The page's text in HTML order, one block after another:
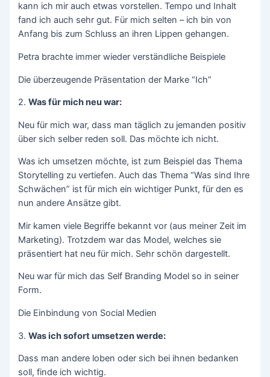
kann ich mir auch etwas vorstellen. Tempo und Inhalt
fand ich auch sehr gut. Für mich selten – ich bin von
Anfang bis zum Schluss an ihren Lippen gehangen.
Petra brachte immer wieder verständliche Beispiele
Die überzeugende Präsentation der Marke “Ich”
2.Was für mich neu war:
Neu für mich war, dass man täglich zu jemanden positiv
über sich selber reden soll. Das möchte ich nicht.
Was ich umsetzen möchte, ist zum Beispiel das Thema
Storytelling zu vertiefen. Auch das Thema “Was sind Ihre
Schwächen” ist für mich ein wichtiger Punkt, für den es
nun andere Ansätze gibt.
Mir kamen viele Begriffe bekannt vor (aus meiner Zeit im
Marketing). Trotzdem war das Model, welches sie
präsentiert hat neu für mich. Sehr schön dargestellt.
Neu war für mich das Self Branding Model so in seiner
Form.
Die Einbindung von Social Medien
3.Was ich sofort umsetzen werde:
Dass man andere loben oder sich bei ihnen bedanken
soll, finde ich wichtig.